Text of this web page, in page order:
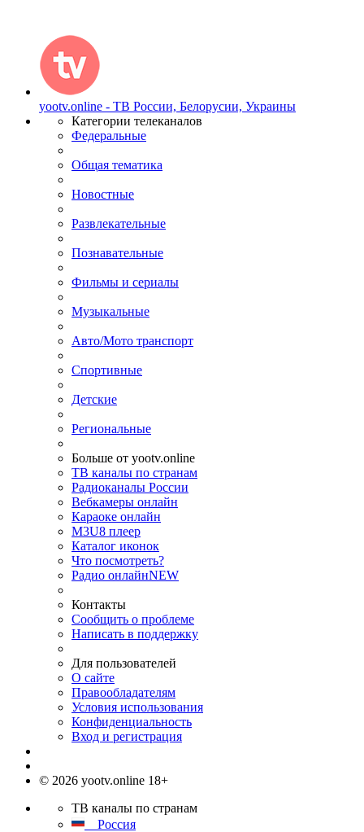
yootv.online - ТВ России, Белорусии, Украины
Категории телеканалов
Федеральные
Общая тематика
Новостные
Развлекательные
Познавательные
Фильмы и сериалы
Музыкальные
Авто/Мото транспорт
Спортивные
Детские
Региональные
Больше от yootv.online
ТВ каналы по странам
Радиоканалы России
Вебкамеры онлайн
Караоке онлайн
M3U8 плеер
Каталог иконок
Что посмотреть?
Радио онлайнNEW
Контакты
Сообщить о проблеме
Написать в поддержку
Для пользователей
О сайте
Правообладателям
Условия использования
Конфиденциальность
Вход и регистрация
© 2026 yootv.online 18+
ТВ каналы по странам
Россия